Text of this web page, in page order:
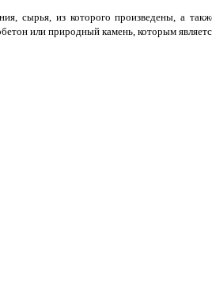
сырья, из которого произведены, а
или природный камень, которым